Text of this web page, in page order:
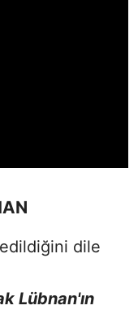
dile
Lübnan'ın